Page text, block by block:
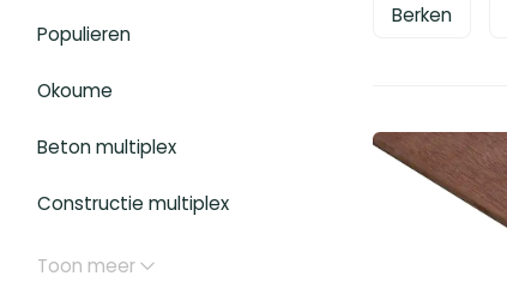
Berken
Populieren
Okoume
Beton multiplex
Constructie multiplex
Toon meer